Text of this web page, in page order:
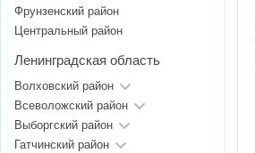
Фрунзенский район
Центральный район
Ленинградская область
Волховский район
Всеволожский район
Выборгский район
Гатчинский район